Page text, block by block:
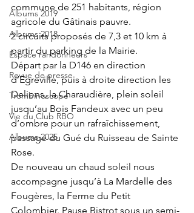
Albums 2019
Albums 2018
Espace randonneurs
Revue de presse
Trombinoscope
Vie du Club RBO
Albums 2025
commune de 251 habitants, région
agricole du Gâtinais pauvre.
2 circuits proposés de 7,3 et 10 km à
partir du parking de la Mairie.
Départ par la D146 en direction
d’Egreville, puis à droite direction les
Delions, la Charaudière, plein soleil
jusqu’au Bois Fandeux avec un peu
d’ombre pour un rafraîchissement,
passage du Gué du Ruisseau de Sainte
Rose.
De nouveau un chaud soleil nous
accompagne jusqu’à La Mardelle des
Fougères, la Ferme du Petit
Colombier. Pause Bistrot sous un semi-